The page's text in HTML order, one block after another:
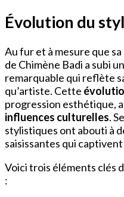
Évolution du
Au fur et à mesure que
de Chimène Badi a subi
remarquable qui reflète
qu’artiste. Cette
progression esthétique,
influences culturelles.
stylistiques ont abouti à
saisissantes qui
Voici trois éléments clés
: